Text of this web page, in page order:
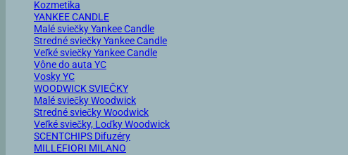
Kozmetika
YANKEE CANDLE
Malé sviečky Yankee Candle
Stredné sviečky Yankee Candle
Veľké sviečky Yankee Candle
Vône do auta YC
Vosky YC
WOODWICK SVIEČKY
Malé sviečky Woodwick
Stredné sviečky Woodwick
Veľké sviečky, Loďky Woodwick
SCENTCHIPS Difuzéry
MILLEFIORI MILANO